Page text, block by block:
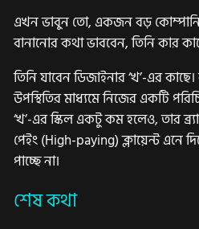
এখন ভাবুন তো, একজন বড়
বানানোর কথা ভাববেন, তিনি কার
তিনি যাবেন ডিজাইনার ‘খ’-এর
উপস্থিতির মাধ্যমে নিজের একটি
‘খ’-এর স্কিল একটু কম হলেও, তার
পেইং (High-paying) ক্লায়েন্ট এনে
পাচ্ছে না।
শেষ কথা